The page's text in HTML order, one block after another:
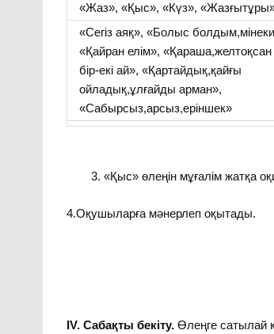
«Жаз», «Қыс», «Күз»,
«Сегіз аяқ», «Болыс
«Қайран елім»,
бір-екі ай», «Қартайдық,қайғы
ойладық,ұлғайды арман»,
«Сабырсыз,арсыз,еріншек»
«Қыс» өлеңін мұғалім жатқа
4.Оқушыларға мәнерлеп оқытады.
ІV. Сабақты бекіту. Өлеңге сатылай